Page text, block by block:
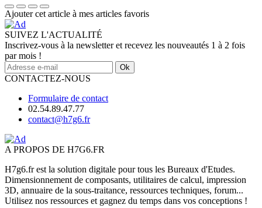
Ajouter cet article à mes articles favoris
SUIVEZ L'ACTUALITÉ
Inscrivez-vous à la newsletter et recevez les nouveautés 1 à 2 fois
par mois !
Ok
CONTACTEZ-NOUS
Formulaire de contact
02.54.89.47.77
contact@h7g6.fr
A PROPOS DE H7G6.FR
H7g6.fr est la solution digitale pour tous les Bureaux d'Etudes.
Dimensionnement de composants, utilitaires de calcul, impression
3D, annuaire de la sous-traitance, ressources techniques, forum...
Utilisez nos ressources et gagnez du temps dans vos conceptions !